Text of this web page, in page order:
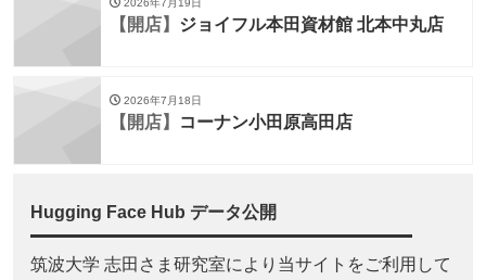
2026年7月19日
【開店】 ジョイフル本田資材館 北本中丸店
2026年7月18日
【開店】 コーナン小田原高田店
Hugging Face Hub データ公開
筑波大学 志田さま研究室により当サイトをご利用して